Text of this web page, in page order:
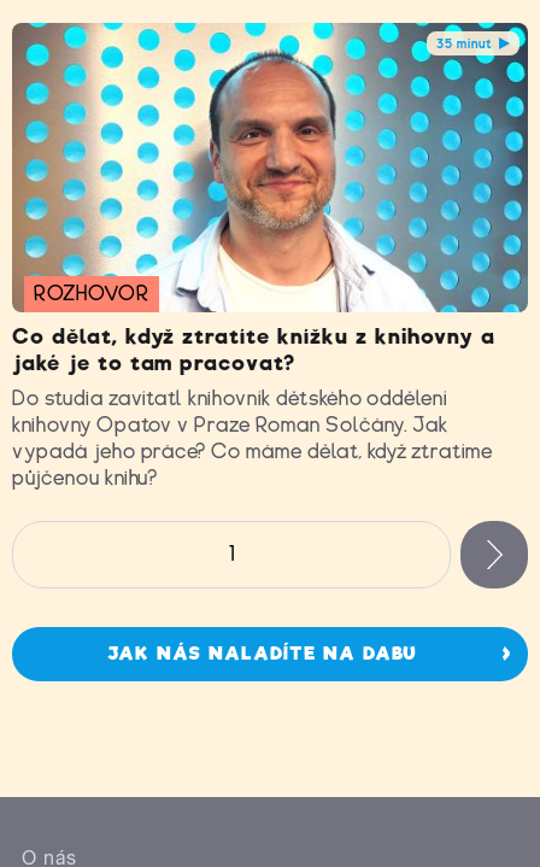
35 minut
ROZHOVOR
Co dělat, když ztratíte knížku z knihovny a
jaké je to tam pracovat?
Do studia zavítatl knihovník dětského oddělení
knihovny Opatov v Praze Roman Solčány. Jak
vypadá jeho práce? Co máme dělat, když ztratíme
půjčenou knihu?
Stránky
1
JAK NÁS NALADÍTE NA DABU
O nás